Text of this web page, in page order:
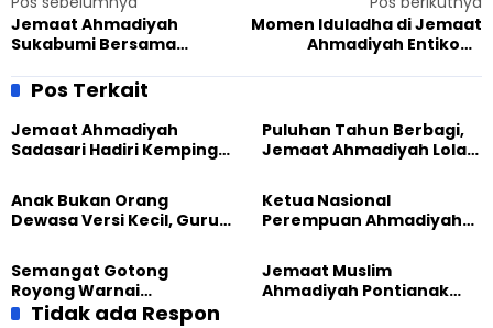
Jemaat Ahmadiyah
Sukabumi Bersama
Pelantikan Pengurus GAMKI
Momen Iduladha di Jemaat
Ahmadiyah Entikong
Kebersamaan
Pos Terkait
Jemaat Ahmadiyah
Sadasari Hadiri Kemping
Puluhan Tahun Berbagi,
Jemaat Ahmadiyah Lolak
Sembako kepada Warga
Anak Bukan Orang
Dewasa Versi Kecil, Guru
Ketua Nasional
Perempuan Ahmadiyah
Besar Universitas
Terbuka
Semangat Gotong
Royong Warnai
Pembangunan Kembali
Jemaat Muslim
Ahmadiyah Pontianak
Tidak ada Respon